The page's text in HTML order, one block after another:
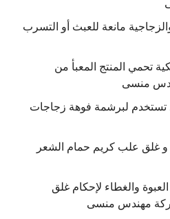
مانعة للعبث أو التسرب
تحمي المنتج المعبأ من
منسى
لبرشمة فوهة زجاجات
غلق علب كريم حمام الشعر
والغطاء لإحكام غلق
مهندس منسى